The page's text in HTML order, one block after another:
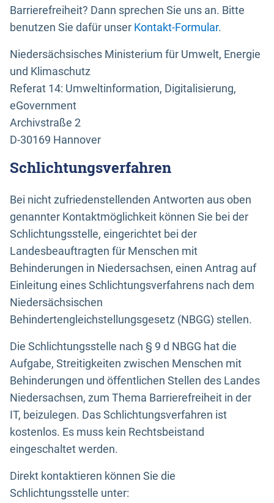
Barrierefreiheit? Dann sprechen Sie uns an. Bitte
benutzen Sie dafür unser Kontakt-Formular.
Niedersächsisches Ministerium für Umwelt, Energie
und Klimaschutz
Referat 14: Umweltinformation, Digitalisierung,
eGovernment
Archivstraße 2
D-30169 Hannover
Schlichtungsverfahren
Bei nicht zufriedenstellenden Antworten aus oben
genannter Kontaktmöglichkeit können Sie bei der
Schlichtungsstelle, eingerichtet bei der
Landesbeauftragten für Menschen mit
Behinderungen in Niedersachsen, einen Antrag auf
Einleitung eines Schlichtungsverfahrens nach dem
Niedersächsischen
Behindertengleichstellungsgesetz (NBGG) stellen.
Die Schlichtungsstelle nach § 9 d NBGG hat die
Aufgabe, Streitigkeiten zwischen Menschen mit
Behinderungen und öffentlichen Stellen des Landes
Niedersachsen, zum Thema Barrierefreiheit in der
IT, beizulegen. Das Schlichtungsverfahren ist
kostenlos. Es muss kein Rechtsbeistand
eingeschaltet werden.
Direkt kontaktieren können Sie die
Schlichtungsstelle unter: